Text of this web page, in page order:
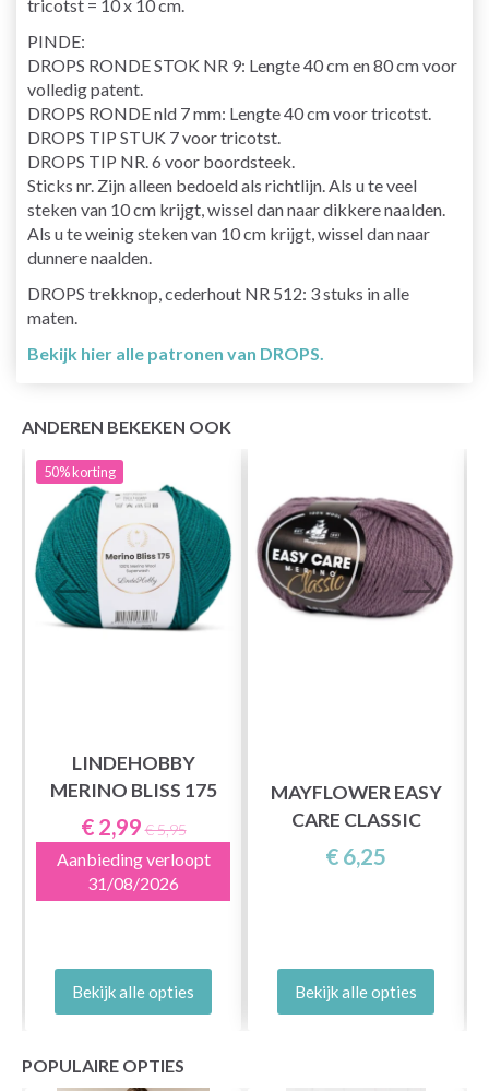
tricotst = 10 x 10 cm.
PINDE:
DROPS RONDE STOK NR 9: Lengte 40 cm en 80 cm voor
volledig patent.
DROPS RONDE nld 7 mm: Lengte 40 cm voor tricotst.
DROPS TIP STUK 7 voor tricotst.
DROPS TIP NR. 6 voor boordsteek.
Sticks nr. Zijn alleen bedoeld als richtlijn. Als u te veel
steken van 10 cm krijgt, wissel dan naar dikkere naalden.
Als u te weinig steken van 10 cm krijgt, wissel dan naar
dunnere naalden.
DROPS trekknop, cederhout NR 512: 3 stuks in alle
maten.
Bekijk hier alle patronen van DROPS.
ANDEREN BEKEKEN OOK
50%korting
LINDEHOBBY
MERINO BLISS 175
€ 2,99 € 5,95
Aanbieding verloopt
31/08/2026
Bekijk alle opties
MAYFLOWER EASY
CARE CLASSIC
€ 6,25
Bekijk alle opties
POPULAIRE OPTIES